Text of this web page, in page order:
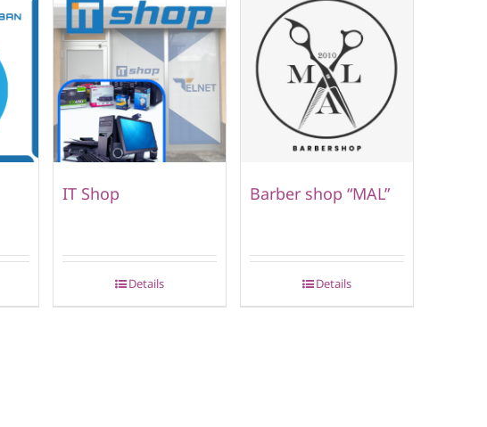
IT Shop
Details
Barber shop “MAL”
Details